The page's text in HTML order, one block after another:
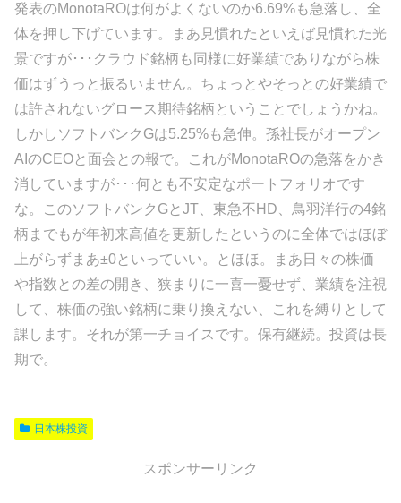
発表のMonotaROは何がよくないのか6.69%も急落し、全
体を押し下げています。まあ見慣れたといえば見慣れた光
景ですが･･･クラウド銘柄も同様に好業績でありながら株
価はずうっと振るいません。ちょっとやそっとの好業績で
は許されないグロース期待銘柄ということでしょうかね。
しかしソフトバンクGは5.25%も急伸。孫社長がオープン
AIのCEOと面会との報で。これがMonotaROの急落をかき
消していますが･･･何とも不安定なポートフォリオです
な。このソフトバンクGとJT、東急不HD、鳥羽洋行の4銘
柄までもが年初来高値を更新したというのに全体ではほぼ
上がらずまあ±0といっていい。とほほ。まあ日々の株価
や指数との差の開き、狭まりに一喜一憂せず、業績を注視
して、株価の強い銘柄に乗り換えない、これを縛りとして
課します。それが第一チョイスです。保有継続。投資は長
期で。
日本株投資
スポンサーリンク